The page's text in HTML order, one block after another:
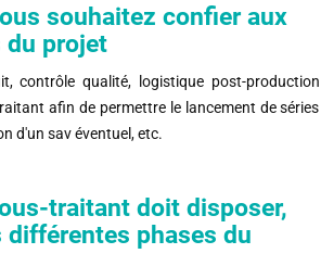
souhaitez confier aux
projet
contrôle qualité, logistique post-production
afin de permettre le lancement de séries
d'un sav éventuel, etc.
traitant doit disposer,
phases du